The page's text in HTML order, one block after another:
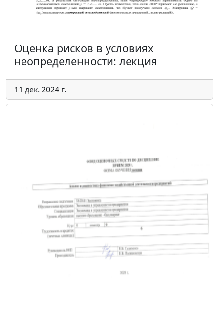
Оценка рисков в условиях
неопределенности: лекция
11 дек. 2024 г.